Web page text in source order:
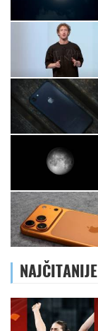
NAJČITANIJE